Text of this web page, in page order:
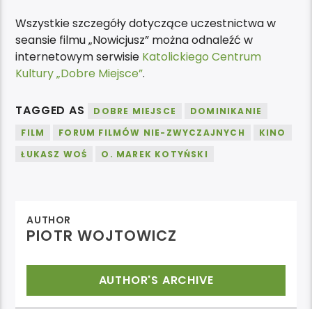
Wszystkie szczegóły dotyczące uczestnictwa w
seansie filmu „Nowicjusz” można odnaleźć w
internetowym serwisie Katolickiego Centrum
Kultury „Dobre Miejsce”.
TAGGED AS DOBRE MIEJSCE
DOMINIKANIE
FILM
FORUM FILMÓW NIE-ZWYCZAJNYCH
KINO
ŁUKASZ WOŚ
O. MAREK KOTYŃSKI
AUTHOR
PIOTR WOJTOWICZ
AUTHOR'S ARCHIVE